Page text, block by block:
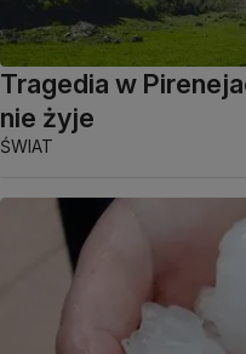
Tragedia w
nie żyje
ŚWIAT